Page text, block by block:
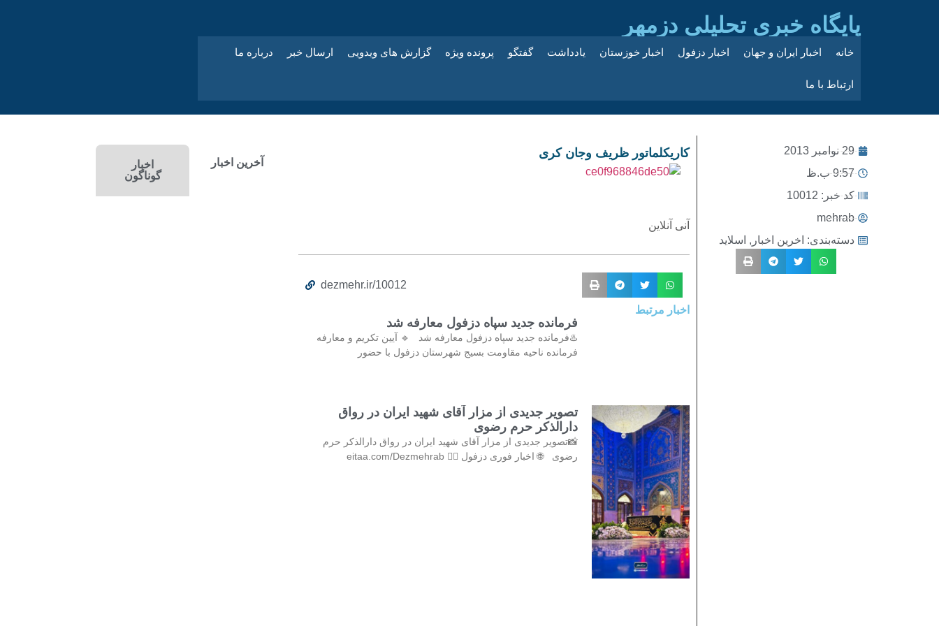
پایگاه خبری تحلیلی دزمهر
خانه اخبار ایران و جهان اخبار دزفول اخبار خوزستان یادداشت گفتگو پرونده ویژه گزارش های ویدویی ارسال خبر درباره ما
ارتباط با ما
29 نوامبر 2013
9:57 ب.ظ
کد خبر: 10012
mehrab
دسته‌بندی: اخرین اخبار , اسلاید
کاریکلماتور ظریف وجان کری
آنی آنلاین
dezmehr.ir/10012
اخبار مرتبط
فرمانده جدید سپاه دزفول معارفه شد
♨️فرمانده جدید سپاه دزفول معارفه شد 🔹 آیین تکریم و معارفه
فرمانده ناحیه مقاومت بسیج شهرستان دزفول با حضور
تصویر جدیدی از مزار آقای شهید ایران در رواق
دارالذکر حرم رضوی
📸تصویر جدیدی از مزار آقای شهید ایران در رواق دارالذکر حرم
رضوی 🌐 اخبار فوری دزفول 👇🏻 eitaa.com/Dezmehrab
آخرین اخبار
اخبار
گوناگون